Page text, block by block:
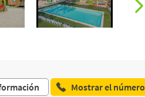
Mostrar el número